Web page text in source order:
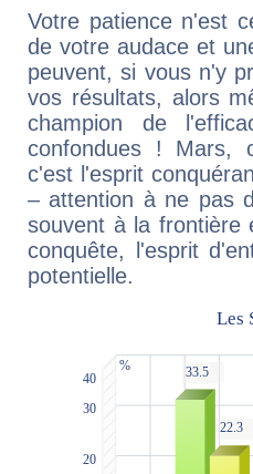
Votre patience n'est
de votre audace et
peuvent, si vous n'y
vos résultats, alors
champion de
confondues ! Mars,
c'est l'esprit
– attention à ne pas
souvent à la frontière
conquête, l'esprit
potentielle.